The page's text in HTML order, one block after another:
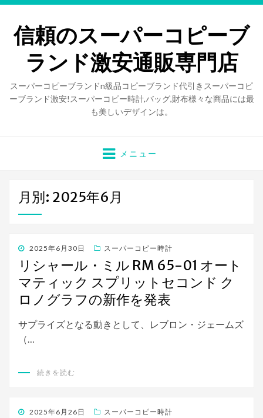
信頼のスーパーコピーブ
ランド激安通販専門店
スーパーコピーブランドn級品コピーブランド代引きスーパーコピ
ーブランド激安!スーパーコピー時計,バッグ,財布様々な商品には最
も美しいデザインは。
メニュー
月別: 2025年6月
投
稿
日:
2025年6月30日 スーパーコピー時計
リシャール・ミル RM 65-01 オート
マティック スプリットセコンド ク
ロノグラフの新作を発表
サプライズとなる動きとして、レブロン・ジェームズ
（…
続きを読む
投 2025年6月26日 スーパーコピー時計